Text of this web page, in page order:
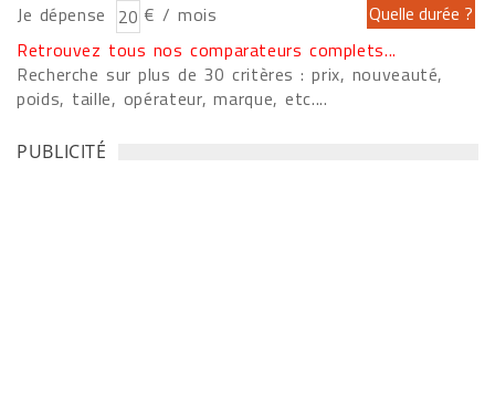
Je dépense
€ / mois
Retrouvez tous nos comparateurs complets...
Recherche sur plus de 30 critères : prix, nouveauté,
poids, taille, opérateur, marque, etc....
PUBLICITÉ